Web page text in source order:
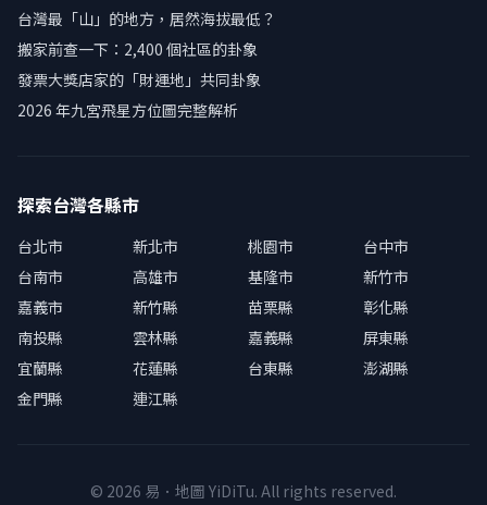
台灣最「山」的地方，居然海拔最低？
搬家前查一下：2,400 個社區的卦象
發票大獎店家的「財運地」共同卦象
2026 年九宮飛星方位圖完整解析
探索台灣各縣市
台北市 新北市 桃園市
台中市
台南市
高雄市 基隆市
新竹市
嘉義市
新竹縣 苗栗縣
彰化縣
南投縣
雲林縣 嘉義縣
屏東縣
宜蘭縣
花蓮縣 台東縣
澎湖縣
金門縣
連江縣
© 2026 易．地圖 YiDiTu. All rights reserved.